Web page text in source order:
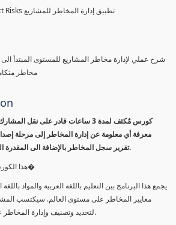
Practice Managing Project Risks تطبيق إدارة المخاطر للمشاريع
شرح عملي لإدارة مخاطر المشاريع للمستوى المبتدأ
مخاطر
كورس مٌكثف لمدة 3 ساعات قادر على
معرفة أي معلومة عن إدارة المخاطر إلى مرحلة
تقرير سجل المخاطر بالإضافة الى المقدرة التامية لإدارة مخاطر المشاريع.
هذا الكورس للمبتدئين الراغبين في تط�
يجمع هذا البرنامج بين التعليم باللغة العربية والمواد
معايير المخاطر على مستوى العالم. سيكتسب
لتحديد وتصنيف وإدارة المخاطر على مدار دورة حياة المشروع.